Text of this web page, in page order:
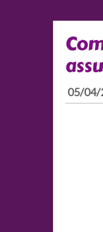
05/04/